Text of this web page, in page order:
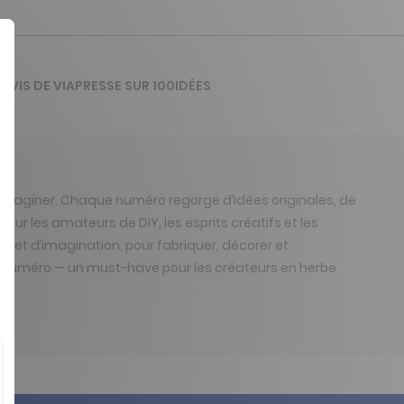
Chaque numéro regorge d’idées originales, de
les amateurs de DIY, les esprits créatifs et les
et d’imagination, pour fabriquer, décorer et
— un must-have pour les créateurs en herbe
DE VIAPRESSE SUR 100IDÉES